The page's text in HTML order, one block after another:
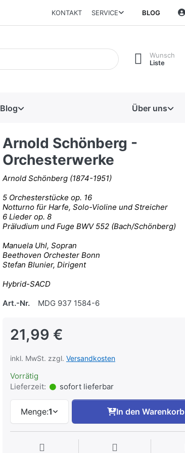
KONTAKT SERVICE BLOG
Wunsch
Liste
Blog Über uns
Arnold Schönberg -
Orchesterwerke
Arnold Schönberg (1874-1951)
5 Orchesterstücke op. 16
Notturno für Harfe, Solo-Violine und Streicher
6 Lieder op. 8
Präludium und Fuge BWV 552 (Bach/Schönberg)
Manuela Uhl, Sopran
Beethoven Orchester Bonn
Stefan Blunier, Dirigent
Hybrid-SACD
Art.-Nr.
MDG 937 1584-6
21,99 €
inkl. MwSt. zzgl. Versandkosten
Vorrätig
Lieferzeit:
sofort lieferbar
Menge:1 In den Warenkorb